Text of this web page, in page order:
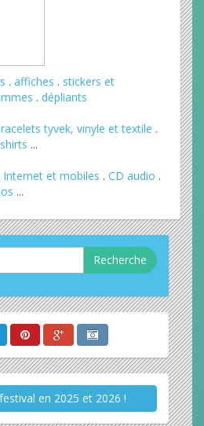
. affiches . stickers et
. dépliants
tyvek, vinyle et textile .
...
Internet et mobiles . CD audio .
...
Recherche
en 2025 et 2026 !